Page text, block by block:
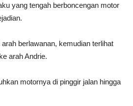
yang tengah berboncengan motor
berlawanan, kemudian terlihat
arah Andrie.
motornya di pinggir jalan hingga